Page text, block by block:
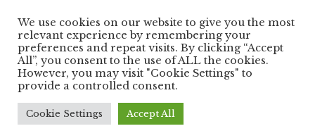
Folge uns
Facebook
Copyright © 2026Autorenkreis Würzburg
Proudly powered byWordPress
Theme: Zuki vonElmastudio
We use cookies on our website to give you the most
relevant experience by remembering your
preferences and repeat visits. By clicking “Accept
All”, you consent to the use of ALL the cookies.
However, you may visit "Cookie Settings" to
provide a controlled consent.
Cookie Settings Accept All